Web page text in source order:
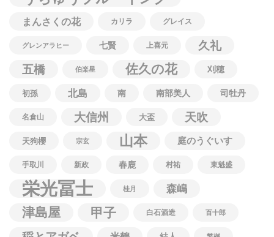
まんさくの花 カリラ グレイス
グレンアラヒー 七賢 上喜元
久礼
五橋
伯楽星 佐久の花 刈穂
初孫 北島 南 南部美人 司牡丹
名倉山 大信州 大盃 天吹
天狗櫻 宗玄 山本 庭のうぐいす
手取川 新政 春鹿 村祐 東魁盛
栄光冨士 桂月 森嶋
津島屋 甲子 白石酒造 百十郎